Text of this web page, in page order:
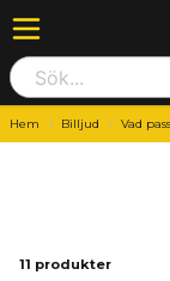
Hem Billjud Vad
11 produkter